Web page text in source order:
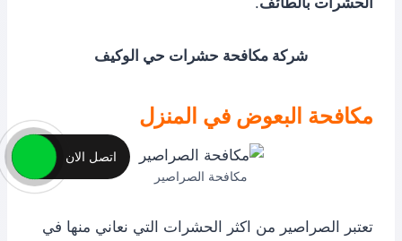
شركة مكافحة حشرات حي الوكيف
مكافحة البعوض في المنزل
مكافحة الصراصير
تعتبر الصراصير من اكثر الحشرات التي نعاني منها في
اتصل الان